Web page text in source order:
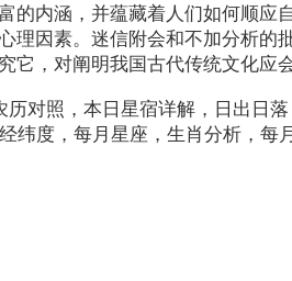
的内涵，并蕴藏着人们如何顺应
理因素。迷信附会和不加分析的
它，对阐明我国古代传统文化应
对照，本日星宿详解，日出日
纬度，每月星座，生肖分析，每